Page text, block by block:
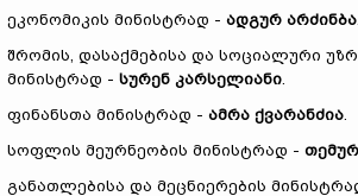
ეკონომიკის მინისტრად - ადგურ არძინბა.
შრომის, დასაქმებისა და სოციალური
მინისტრად - სურენ კარსელიანი.
ფინანსთა მინისტრად - ამრა ქვარანძია.
სოფლის მეურნეობის მინისტრად -
განათლებისა და მეცნიერების